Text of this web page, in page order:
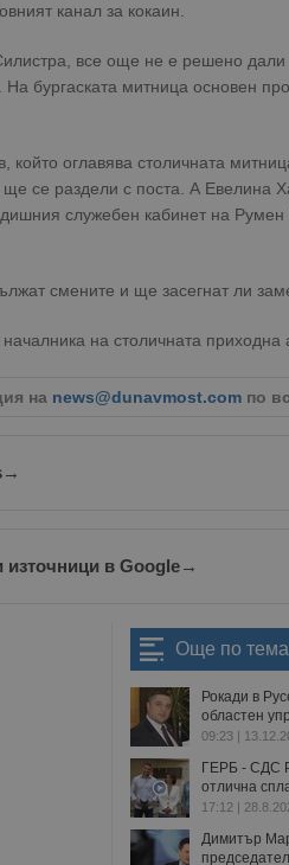
канал за кокаин.
все още не е решено
бургаската митница основен
оглавява столичната
се раздели с поста. А Евелина
служебен кабинет на
смените и ще засегнат ли
на столичната приходна
на news@dunavmost.com по
→
в Google→
Още по
Рокади в
областен
09:23 |
ГЕРБ - СДС
отлична
17:12 |
Димитър